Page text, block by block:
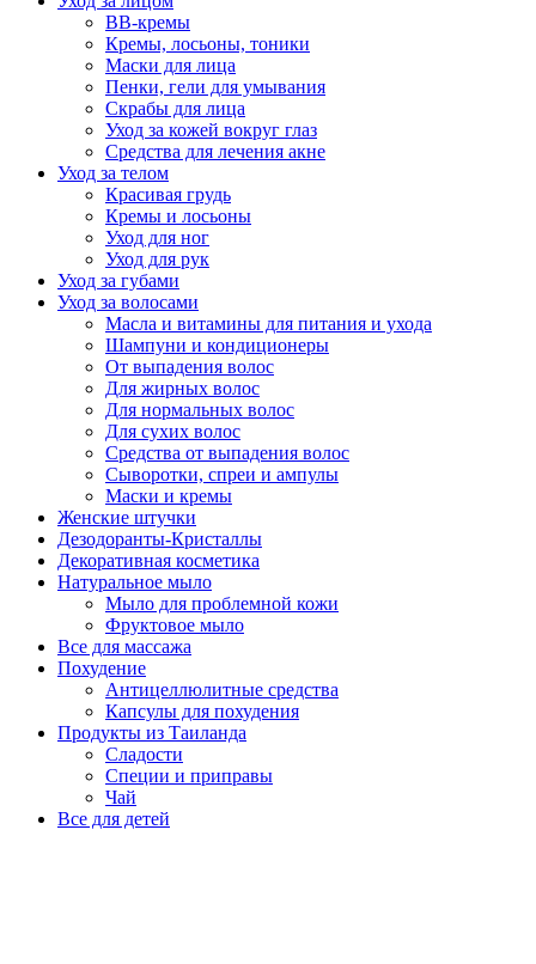
BB-кремы
Кремы, лосьоны, тоники
Маски для лица
Пенки, гели для умывания
Скрабы для лица
Уход за кожей вокруг глаз
Средства для лечения акне
Уход за телом
Красивая грудь
Кремы и лосьоны
Уход для ног
Уход для рук
Уход за губами
Уход за волосами
Масла и витамины для питания и ухода
Шампуни и кондиционеры
От выпадения волос
Для жирных волос
Для нормальных волос
Для сухих волос
Средства от выпадения волос
Сыворотки, спреи и ампулы
Маски и кремы
Женские штучки
Дезодоранты-Кристаллы
Декоративная косметика
Натуральное мыло
Мыло для проблемной кожи
Фруктовое мыло
Все для массажа
Похудение
Антицеллюлитные средства
Капсулы для похудения
Продукты из Таиланда
Сладости
Специи и приправы
Чай
Все для детей